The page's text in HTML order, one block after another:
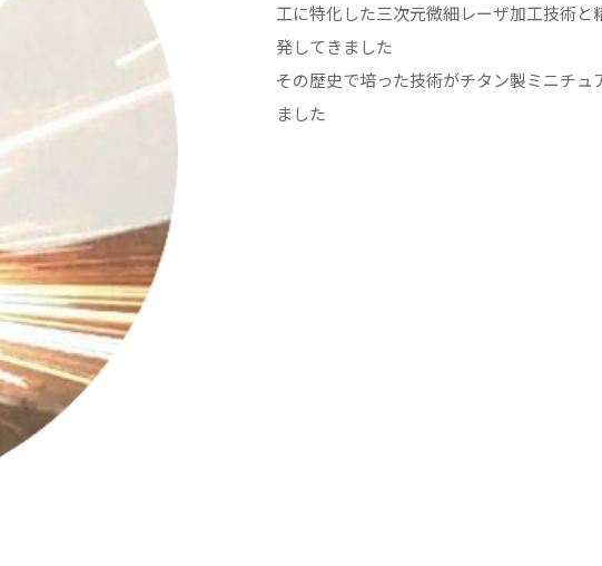
工に特化した三次元微細レーザ加工技術と
発してきました
その歴史で培った技術がチタン製ミニチュ
ました